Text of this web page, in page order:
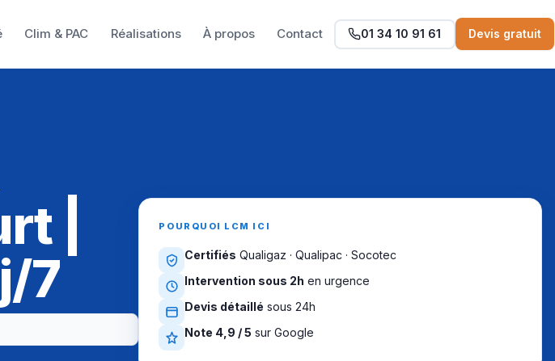
Clim & PAC Réalisations À propos Contact 01 34 10 91 61 Devis gratuit
|
7
POURQUOI LCM ICI
Certifiés Qualigaz · Qualipac · Socotec
Intervention sous 2h en urgence
Devis détaillé sous 24h
Note 4,9 / 5 sur Google